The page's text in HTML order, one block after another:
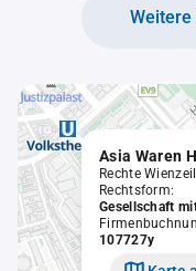
Weitere
Asia Waren
Rechte
Rechtsform:
Gesellschaft
107727y